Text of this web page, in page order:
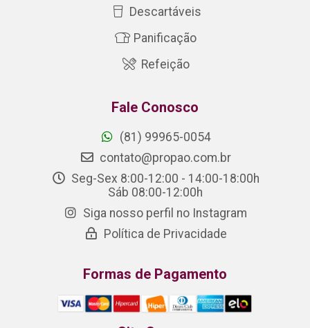
Descartáveis
Panificação
Refeição
Fale Conosco
(81) 99965-0054
contato@propao.com.br
Seg-Sex 8:00-12:00 - 14:00-18:00h
Sáb 08:00-12:00h
Siga nosso perfil no Instagram
Política de Privacidade
Formas de Pagamento